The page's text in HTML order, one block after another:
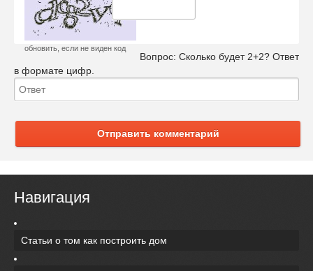
обновить, если не виден код
Вопрос: Сколько будет 2+2? Ответ
в формате цифр.
Отправить комментарий
Навигация
Статьи о том как построить дом